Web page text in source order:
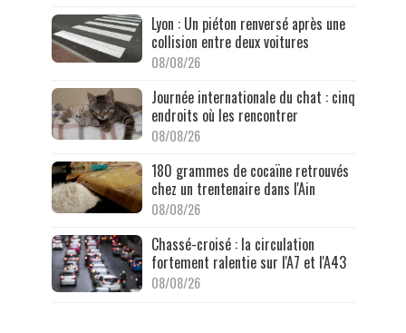
Lyon : Un piéton renversé après une
collision entre deux voitures
08/08/26
Journée internationale du chat : cinq
endroits où les rencontrer
08/08/26
180 grammes de cocaïne retrouvés
chez un trentenaire dans l'Ain
08/08/26
Chassé-croisé : la circulation
fortement ralentie sur l'A7 et l'A43
08/08/26